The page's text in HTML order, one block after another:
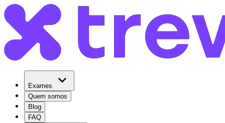
Exames
Quem somos
Blog
FAQ